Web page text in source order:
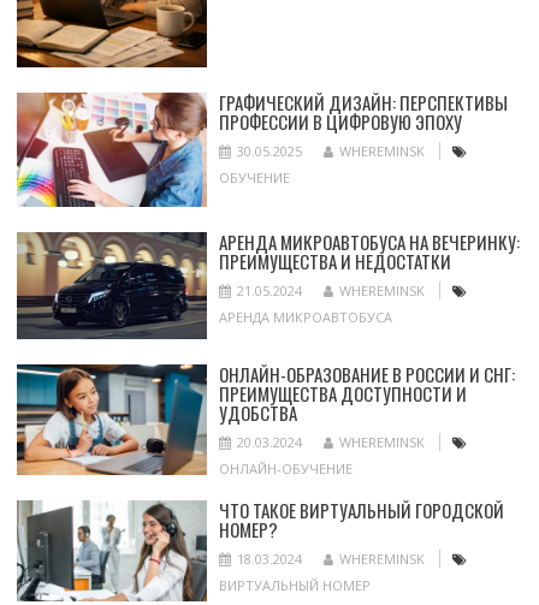
ГРАФИЧЕСКИЙ ДИЗАЙН: ПЕРСПЕКТИВЫ
ПРОФЕССИИ В ЦИФРОВУЮ ЭПОХУ
30.05.2025
WHEREMINSK
ОБУЧЕНИЕ
АРЕНДА МИКРОАВТОБУСА НА ВЕЧЕРИНКУ:
ПРЕИМУЩЕСТВА И НЕДОСТАТКИ
21.05.2024
WHEREMINSK
АРЕНДА МИКРОАВТОБУСА
ОНЛАЙН-ОБРАЗОВАНИЕ В РОССИИ И СНГ:
ПРЕИМУЩЕСТВА ДОСТУПНОСТИ И
УДОБСТВА
20.03.2024
WHEREMINSK
ОНЛАЙН-ОБУЧЕНИЕ
ЧТО ТАКОЕ ВИРТУАЛЬНЫЙ ГОРОДСКОЙ
НОМЕР?
18.03.2024
WHEREMINSK
ВИРТУАЛЬНЫЙ НОМЕР